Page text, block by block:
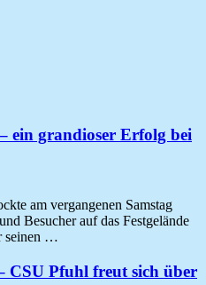
ein grandioser Erfolg bei
am vergangenen Samstag
Besucher auf das Festgelände
seinen …
CSU Pfuhl freut sich über